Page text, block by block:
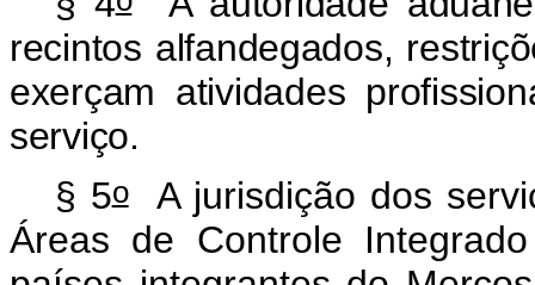
recintos alfandegados,
exerçam atividades
serviço.
§ 5oA jurisdição dos
Áreas de Controle